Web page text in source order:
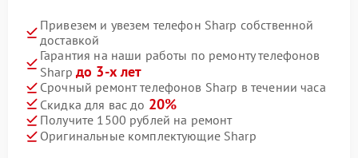
Привезем и увезем телефон Sharp собственной
доставкой
Гарантия на наши работы по ремонту телефонов
Sharp до 3-х лет
Срочный ремонт телефонов Sharp в течении часа
Скидка для вас до 20%
Получите 1500 рублей на ремонт
Оригинальные комплектующие Sharp